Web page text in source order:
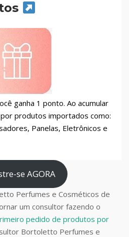
ganha 1 ponto. Ao acumular
produtos importados como:
Panelas, Eletrônicos e
se AGORA
Perfumes e Cosméticos de
um consultor fazendo o
pedido de produtos por
Bortoletto Perfumes e